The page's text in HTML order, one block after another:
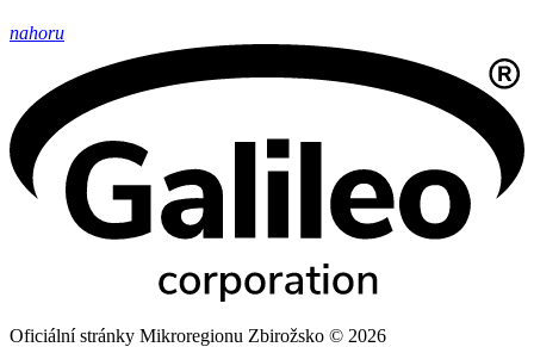
nahoru
Oficiální stránky Mikroregionu Zbirožsko © 2026